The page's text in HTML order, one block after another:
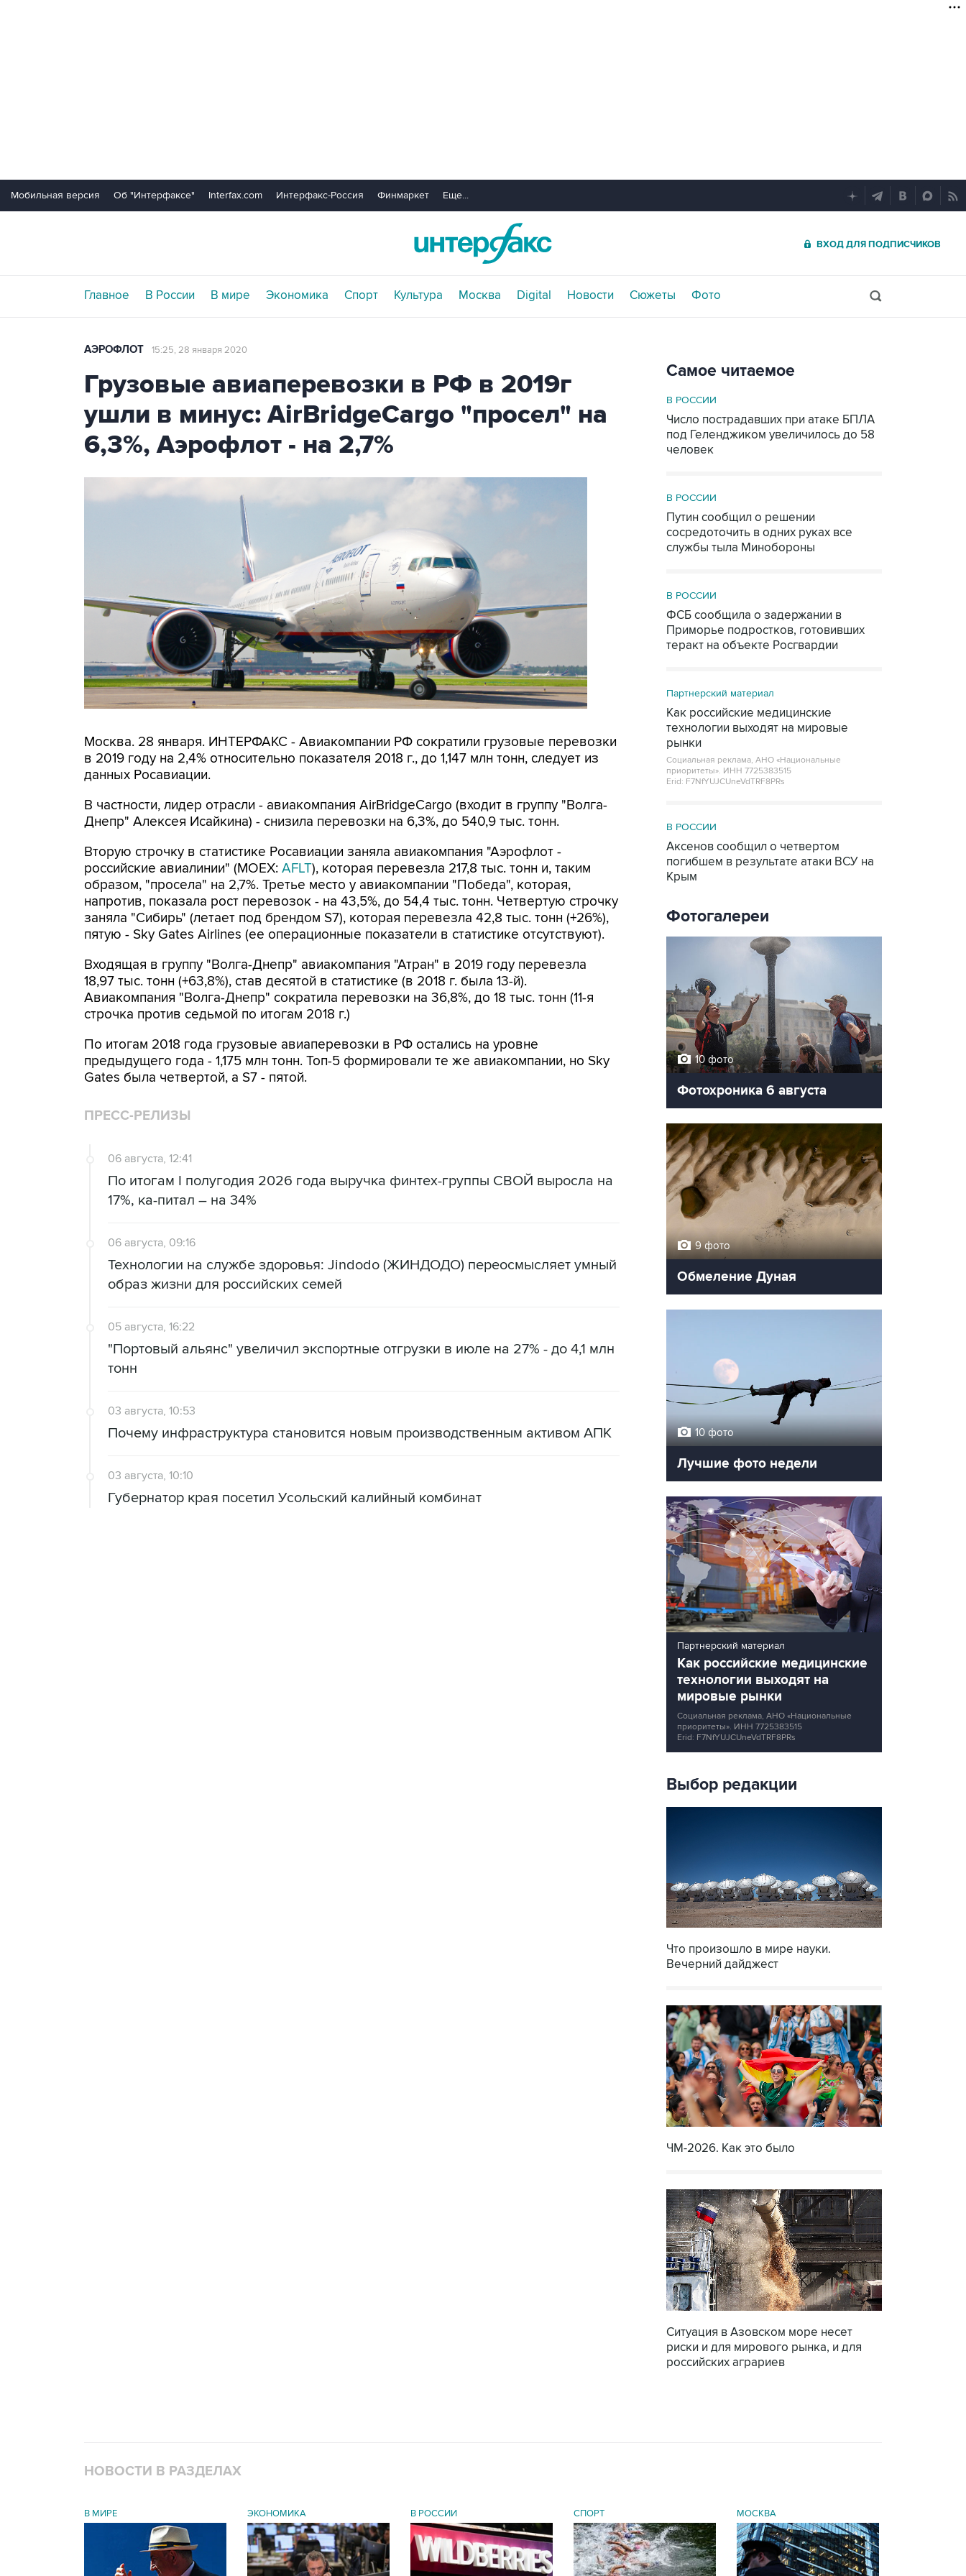
Мобильная версия Об "Интерфаксе" Interfax.com Интерфакс-Россия Финмаркет Еще...
ВХОД ДЛЯ ПОДПИСЧИКОВ
Главное В России В мире Экономика Спорт Культура Москва Digital Новости Сюжеты Фото
АЭРОФЛОТ 15:25, 28 января 2020
Грузовые авиаперевозки в РФ в 2019г
ушли в минус: AirBridgeCargo "просел" на
6,3%, Аэрофлот - на 2,7%
Москва. 28 января. ИНТЕРФАКС - Авиакомпании РФ сократили грузовые перевозки
в 2019 году на 2,4% относительно показателя 2018 г., до 1,147 млн тонн, следует из
данных Росавиации.
В частности, лидер отрасли - авиакомпания AirBridgeCargo (входит в группу "Волга-
Днепр" Алексея Исайкина) - снизила перевозки на 6,3%, до 540,9 тыс. тонн.
Вторую строчку в статистике Росавиации заняла авиакомпания "Аэрофлот -
российские авиалинии" (MOEX: AFLT), которая перевезла 217,8 тыс. тонн и, таким
образом, "просела" на 2,7%. Третье место у авиакомпании "Победа", которая,
напротив, показала рост перевозок - на 43,5%, до 54,4 тыс. тонн. Четвертую строчку
заняла "Сибирь" (летает под брендом S7), которая перевезла 42,8 тыс. тонн (+26%),
пятую - Sky Gates Airlines (ее операционные показатели в статистике отсутствуют).
Входящая в группу "Волга-Днепр" авиакомпания "Атран" в 2019 году перевезла
18,97 тыс. тонн (+63,8%), став десятой в статистике (в 2018 г. была 13-й).
Авиакомпания "Волга-Днепр" сократила перевозки на 36,8%, до 18 тыс. тонн (11-я
строчка против седьмой по итогам 2018 г.)
По итогам 2018 года грузовые авиаперевозки в РФ остались на уровне
предыдущего года - 1,175 млн тонн. Топ-5 формировали те же авиакомпании, но Sky
Gates была четвертой, а S7 - пятой.
ПРЕСС-РЕЛИЗЫ
06 августа, 12:41
По итогам I полугодия 2026 года выручка финтех-группы СВОЙ выросла на
17%, ка-питал – на 34%
06 августа, 09:16
Технологии на службе здоровья: Jindodo (ЖИНДОДО) переосмысляет умный
образ жизни для российских семей
05 августа, 16:22
"Портовый альянс" увеличил экспортные отгрузки в июле на 27% - до 4,1 млн
тонн
03 августа, 10:53
Почему инфраструктура становится новым производственным активом АПК
03 августа, 10:10
Губернатор края посетил Усольский калийный комбинат
Самое читаемое
В РОССИИ
Число пострадавших при атаке БПЛА
под Геленджиком увеличилось до 58
человек
В РОССИИ
Путин сообщил о решении
сосредоточить в одних руках все
службы тыла Минобороны
В РОССИИ
ФСБ сообщила о задержании в
Приморье подростков, готовивших
теракт на объекте Росгвардии
Партнерский материал
Как российские медицинские
технологии выходят на мировые
рынки
Социальная реклама, АНО «Национальные
приоритеты». ИНН 7725383515
Erid: F7NfYUJCUneVdTRF8PRs
В РОССИИ
Аксенов сообщил о четвертом
погибшем в результате атаки ВСУ на
Крым
Фотогалереи
10 фото
Фотохроника 6 августа
9 фото
Обмеление Дуная
10 фото
Лучшие фото недели
Партнерский материал
Как российские медицинские
технологии выходят на
мировые рынки
Социальная реклама, АНО «Национальные
приоритеты». ИНН 7725383515
Erid: F7NfYUJCUneVdTRF8PRs
Выбор редакции
Что произошло в мире науки.
Вечерний дайджест
ЧМ-2026. Как это было
Ситуация в Азовском море несет
риски и для мирового рынка, и для
российских аграриев
НОВОСТИ В РАЗДЕЛАХ
В МИРЕ ЭКОНОМИКА В РОССИИ СПОРТ МОСКВА